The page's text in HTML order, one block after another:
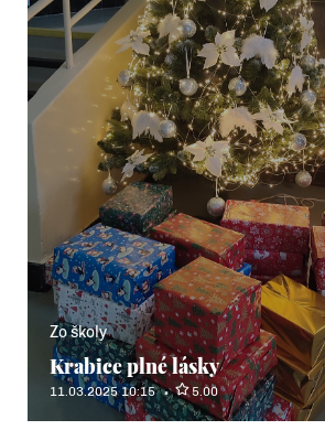
Zo školy
Krabice plné lásky
11.03.2025 10:15 5.00